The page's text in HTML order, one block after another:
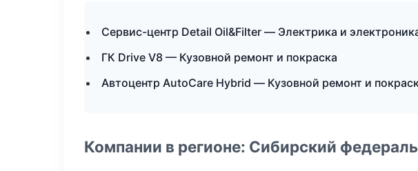
Сервис-центр Detail Oil&Filter — Электрика и
ГК Drive V8 — Кузовной ремонт и покраска
Автоцентр AutoCare Hybrid — Кузовной ремонт и
Компании в регионе: Сибирский